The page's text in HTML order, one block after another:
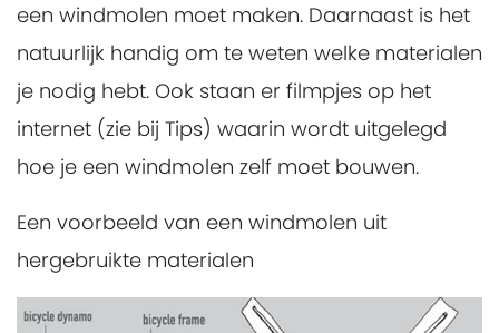
een windmolen moet maken. Daarnaast is het
natuurlijk handig om te weten welke materialen
je nodig hebt. Ook staan er filmpjes op het
internet (zie bij Tips) waarin wordt uitgelegd
hoe je een windmolen zelf moet bouwen.
Een voorbeeld van een windmolen uit
hergebruikte materialen